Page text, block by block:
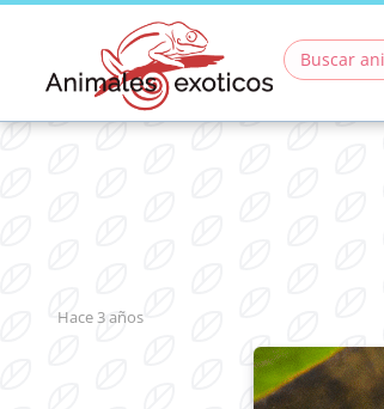
hace 3 años